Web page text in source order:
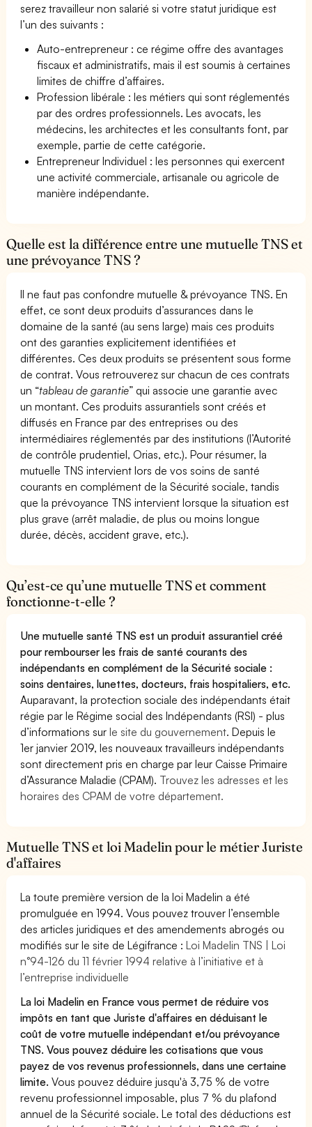
serez travailleur non salarié si votre statut juridique est
l’un des suivants :
Auto-entrepreneur : ce régime offre des avantages
fiscaux et administratifs, mais il est soumis à certaines
limites de chiffre d’affaires.
Profession libérale : les métiers qui sont réglementés
par des ordres professionnels. Les avocats, les
médecins, les architectes et les consultants font, par
exemple, partie de cette catégorie.
Entrepreneur Individuel : les personnes qui exercent
une activité commerciale, artisanale ou agricole de
manière indépendante.
Quelle est la différence entre une mutuelle TNS et
une prévoyance TNS ?
Il ne faut pas confondre mutuelle & prévoyance TNS. En
effet, ce sont deux produits d’assurances dans le
domaine de la santé (au sens large) mais ces produits
ont des garanties explicitement identifiées et
différentes. Ces deux produits se présentent sous forme
de contrat. Vous retrouverez sur chacun de ces contrats
un “tableau de garantie” qui associe une garantie avec
un montant. Ces produits assurantiels sont créés et
diffusés en France par des entreprises ou des
intermédiaires réglementés par des institutions (l’Autorité
de contrôle prudentiel, Orias, etc.). Pour résumer, la
mutuelle TNS intervient lors de vos soins de santé
courants en complément de la Sécurité sociale, tandis
que la prévoyance TNS intervient lorsque la situation est
plus grave (arrêt maladie, de plus ou moins longue
durée, décès, accident grave, etc.).
Qu’est-ce qu’une mutuelle TNS et comment
fonctionne-t-elle ?
Une mutuelle santé TNS est un produit assurantiel créé
pour rembourser les frais de santé courants des
indépendants en complément de la Sécurité sociale :
soins dentaires, lunettes, docteurs, frais hospitaliers, etc.
Auparavant, la protection sociale des indépendants était
régie par le Régime social des Indépendants (RSI) - plus
d’informations surle site du gouvernement. Depuis le
1er janvier 2019, les nouveaux travailleurs indépendants
sont directement pris en charge par leur Caisse Primaire
d’Assurance Maladie (CPAM). Trouvez les adresses et les
horaires des CPAM de votre département.
Mutuelle TNS et loi Madelin pour le métier Juriste
d'affaires
La toute première version de la loi Madelin a été
promulguée en 1994. Vous pouvez trouver l’ensemble
des articles juridiques et des amendements abrogés ou
modifiés sur le site de Légifrance :Loi Madelin TNS | Loi
n°94-126 du 11 février 1994 relative à l’initiative et à
l’entreprise individuelle
La loi Madelin en France vous permet de réduire vos
impôts en tant que Juriste d'affaires en déduisant le
coût de votre mutuelle indépendant et/ou prévoyance
TNS. Vous pouvez déduire les cotisations que vous
payez de vos revenus professionnels, dans une certaine
limite.Vous pouvez déduire jusqu'à 3,75 % de votre
revenu professionnel imposable, plus 7 % du plafond
annuel de la Sécurité sociale. Le total des déductions est